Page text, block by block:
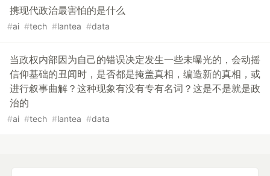
携现代政治最害怕的是什么
#ai #tech #lantea #data
当政权内部因为自己的错误决定发生一些未曝光的，会动摇
信仰基础的丑闻时，是否都是掩盖真相，编造新的真相，或
进行叙事曲解？这种现象有没有专有名词？这是不是就是政
治的
#ai #tech #lantea #data